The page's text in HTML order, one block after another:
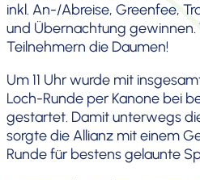
inkl. An-/Abreise, Greenfee,
und Übernach­tung gewinnen.
Teilneh­mern die Daumen!
Um 11 Uhr wurde mit
Loch-Runde per Kanone bei
gestartet. Damit unterwegs
sorgte die Allianz mit einem
Runde für bestens gelaunte